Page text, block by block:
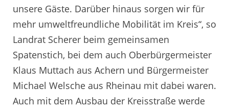
unsere Gäste. Darüber hinaus sorgen wir für
mehr umweltfreundliche Mobilität im Kreis“, so
Landrat Scherer beim gemeinsamen
Spatenstich, bei dem auch Oberbürgermeister
Klaus Muttach aus Achern und Bürgermeister
Michael Welsche aus Rheinau mit dabei waren.
Auch mit dem Ausbau der Kreisstraße werde